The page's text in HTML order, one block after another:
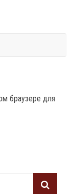
браузере для